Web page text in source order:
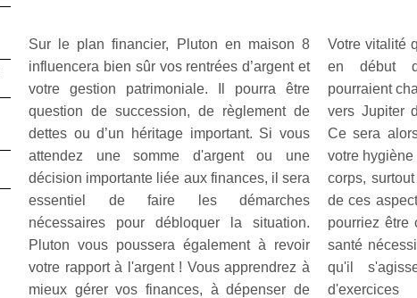
Sur le plan financier, Pluton en maison 8
influencera bien sûr vos rentrées d’argent et
votre gestion patrimoniale. Il pourra être
question de succession, de règlement de
dettes ou d’un héritage important. Si vous
attendez une somme d'argent ou une
décision importante liée aux finances, il sera
essentiel de faire les démarches
nécessaires pour débloquer la situation.
Pluton vous poussera également à revoir
votre rapport à l'argent ! Vous apprendrez à
mieux gérer vos finances, à dépenser de
Votre vitalité
en début
pourraient
vers Jupiter
Ce sera
votre
corps,
de ces
pourriez être
santé
qu'il